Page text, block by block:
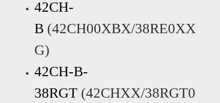
42CH-
B (42CH00XBX/38RE0XX
G)
42CH-B-
38RGT (42CHXX/38RGT0